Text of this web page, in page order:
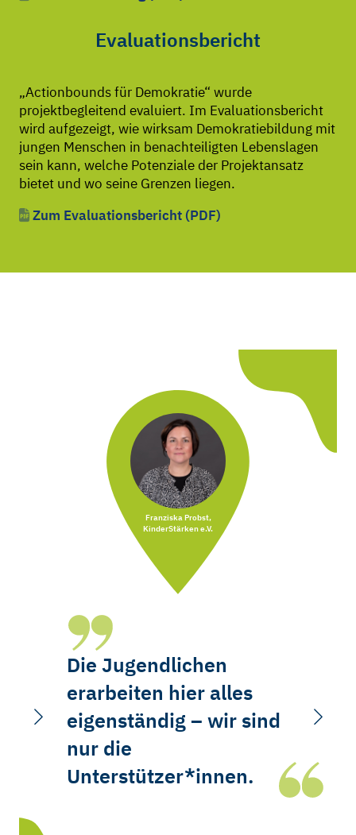
Evaluationsbericht
„Actionbounds für Demokratie“ wurde
projektbegleitend evaluiert. Im Evaluationsbericht
wird aufgezeigt, wie wirksam Demokratiebildung mit
jungen Menschen in benachteiligten Lebenslagen
sein kann, welche Potenziale der Projektansatz
bietet und wo seine Grenzen liegen.
Zum Evaluationsbericht (PDF)
Franziska Probst,
KinderStärken e.V.
Die Jugendlichen
erarbeiten hier alles
eigenständig – wir sind
nur die
Unterstützer*innen.